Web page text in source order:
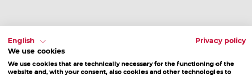
English
Privacy policy
We use cookies
We use cookies that are technically necessary for the functioning of the
website and, with your consent, also cookies and other technologies to